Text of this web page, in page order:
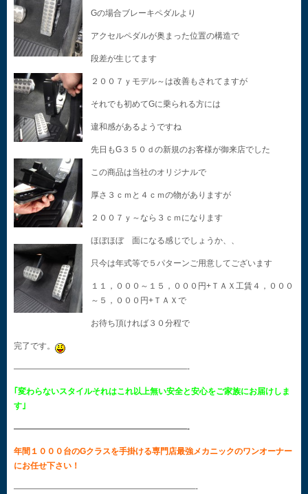
Gの場合ブレーキペダルより
アクセルペダルが奥まった位置の構造で
段差が生じてます
２００７ｙモデル～は改善もされてますが
それでも初めてGに乗られる方には
違和感があるようですね
先日もG３５０ｄの新規のお客様が御来店でした
この商品は当社のオリジナルで
厚さ３ｃｍと４ｃｍの物がありますが
２００７ｙ～なら３ｃｍになります
ほぼほぼ 面になる感じでしょうか、、
只今は年式等で５パターンご用意してございます
１１，０００～１５，０００円+ＴＡＸ工賃４，０００
～５，０００円+ＴＡＸで
お待ち頂ければ３０分程で
完了です。
—————————————————————-
｢変わらないスタイルそれはこれ以上無い安全と安心をご家族にお届けしま
す｣
—————————————————————-
年間１０００台のGクラスを手掛ける専門店最強メカニックのワンオーナー
にお任せ下さい！
——————————————————————-